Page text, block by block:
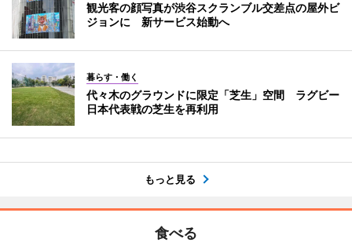
観光客の顔写真が渋谷スクランブル交差点の屋外ビ
ジョンに 新サービス始動へ
暮らす・働く
代々木のグラウンドに限定「芝生」空間 ラグビー
日本代表戦の芝生を再利用
もっと見る
食べる